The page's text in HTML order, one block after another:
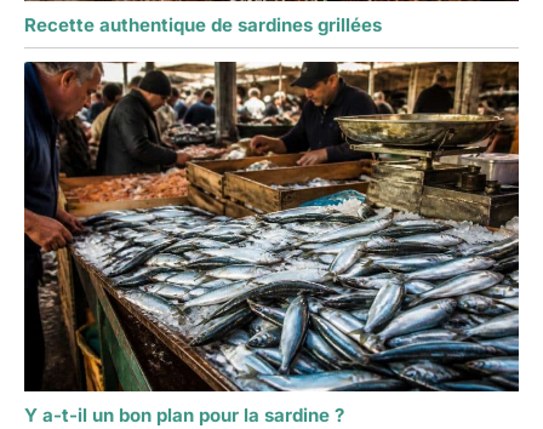
Recette authentique de sardines grillées
Y a-t-il un bon plan pour la sardine ?